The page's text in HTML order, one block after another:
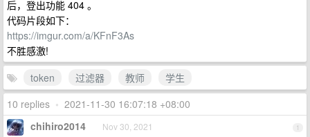
后，登出功能 404 。
代码片段如下：
https://imgur.com/a/KFnF3As
不胜感激!
token
过滤器 教师
学生
10 replies • 2021-11-30 16:07:18 +08:00
1
chihiro2014 Nov 30, 2021